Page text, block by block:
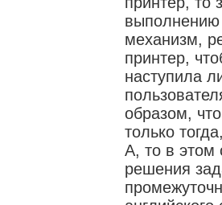
выполнению
механизм,
принтер,
наступила
образом,
только
А, то в этом
решения